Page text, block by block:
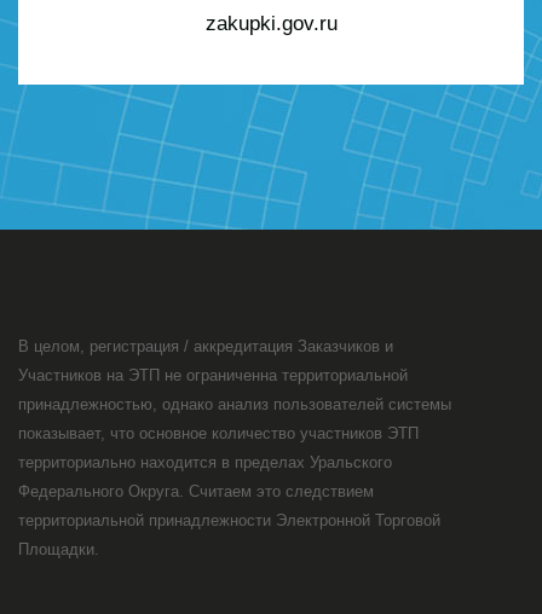
zakupki.gov.ru
В целом, регистрация / аккредитация Заказчиков и
Участников на ЭТП не ограниченна территориальной
принадлежностью, однако анализ пользователей системы
показывает, что основное количество участников ЭТП
территориально находится в пределах Уральского
Федерального Округа. Считаем это следствием
территориальной принадлежности Электронной Торговой
Площадки.